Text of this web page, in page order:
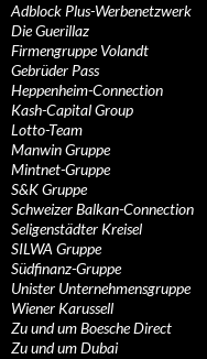
Adblock Plus-Werbenetzwerk
Die Guerillaz
Firmengruppe Volandt
Gebrüder Pass
Heppenheim-Connection
Kash-Capital Group
Lotto-Team
Manwin Gruppe
Mintnet-Gruppe
S&K Gruppe
Schweizer Balkan-Connection
Seligenstädter Kreisel
SILWA Gruppe
Südfinanz-Gruppe
Unister Unternehmensgruppe
Wiener Karussell
Zu und um Boesche Direct
Zu und um Dubai